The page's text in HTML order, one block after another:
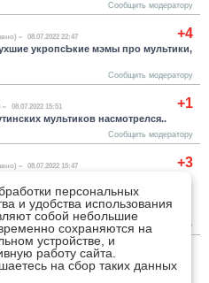
Сообщить модератору
+4
08.07.2022 22:47
укропсЬкие мэмы про мультики,
Сообщить модератору
+1
08.07.2022 15:51
мультиков насмотрелся..
Сообщить модератору
+3
08.07.2022 15:47
- есть ли жизнь в западном
глубоководных автономных
Сообщить модератору
персональных
и удобства использования
собой небольшие
сохраняются на
устройстве, и
работу сайта.
на сбор таких данных